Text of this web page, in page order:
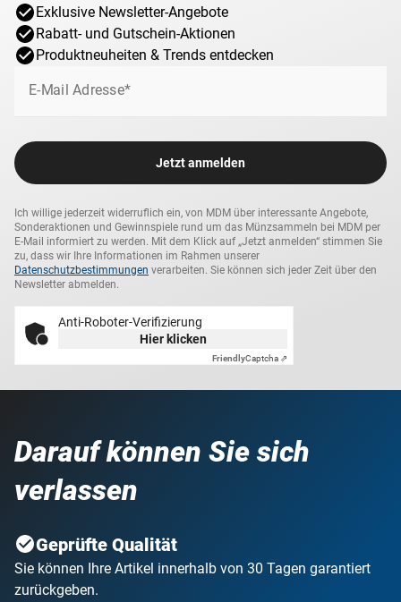
Exklusive Newsletter-Angebote
Rabatt- und Gutschein-Aktionen
Produktneuheiten & Trends entdecken
E-Mail Adresse*
Jetzt anmelden
Ich willige jederzeit widerruflich ein, von MDM über interessante Angebote,
Sonderaktionen und Gewinnspiele rund um das Münzsammeln bei MDM per
E-Mail informiert zu werden. Mit dem Klick auf „Jetzt anmelden“ stimmen Sie
zu, dass wir Ihre Informationen im Rahmen unserer
Datenschutzbestimmungen verarbeiten. Sie können sich jeder Zeit über den
Newsletter abmelden.
Anti-Roboter-Verifizierung
Hier klicken
FriendlyCaptcha ⇗
Darauf können Sie sich
verlassen
Geprüfte Qualität
Sie können Ihre Artikel innerhalb von 30 Tagen garantiert
zurückgeben.